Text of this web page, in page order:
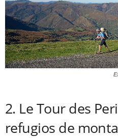
2. Le Tour des
refugios de